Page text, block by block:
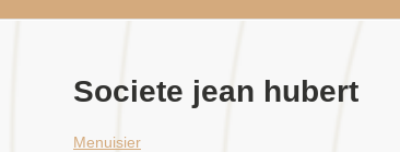
Societe jean hubert
Menuisier